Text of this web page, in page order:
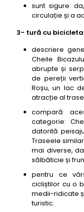
sunt sigure:
circulație și a
3- tură cu bicicleta
descriere
Cheile
abrupte și
de pereții
Roșu, un lac
atracție al
compară
categorie:
datorită
Traseele
mai diverse,
sălbăticie și
pentru ce
cicliștilor cu o
medii-ridicate
turistic.